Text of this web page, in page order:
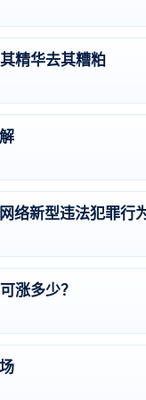
精华去其糟粕
络新型违法犯罪行
涨多少？